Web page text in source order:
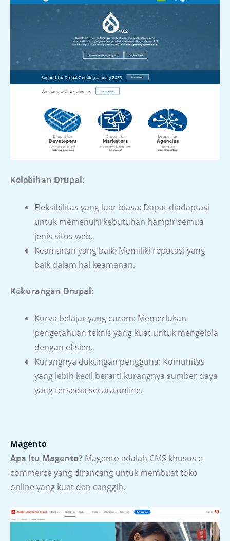
Kelebihan Drupal:
Fleksibilitas yang luar biasa: Dapat diadaptasi
untuk memenuhi kebutuhan hampir semua
jenis situs web.
Keamanan yang baik: Memiliki reputasi yang
baik dalam hal keamanan.
Kekurangan Drupal:
Kurva belajar yang curam: Memerlukan
pengetahuan teknis yang kuat untuk mengelola
dengan efisien.
Kurangnya dukungan pengguna: Komunitas
yang lebih kecil berarti kurangnya sumber daya
yang tersedia secara online.
Magento
Apa Itu Magento? Magento adalah CMS khusus e-
commerce yang dirancang untuk membuat toko
online yang kuat dan canggih.